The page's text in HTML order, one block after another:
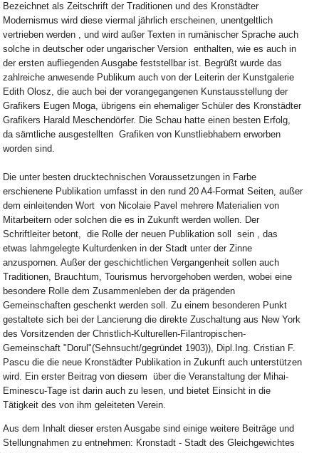
Bezeichnet als Zeitschrift der Traditionen und des Kronstädter
Modernismus wird diese viermal jährlich erscheinen, unentgeltlich
vertrieben werden , und wird außer Texten in rumänischer Sprache auch
solche in deutscher oder ungarischer Version enthalten, wie es auch in
der ersten aufliegenden Ausgabe feststellbar ist. Begrüßt wurde das
zahlreiche anwesende Publikum auch von der Leiterin der Kunstgalerie
Edith Olosz, die auch bei der vorangegangenen Kunstausstellung der
Grafikers Eugen Moga, übrigens ein ehemaliger Schüler des Kronstädter
Grafikers Harald Meschendörfer. Die Schau hatte einen besten Erfolg,
da sämtliche ausgestellten Grafiken von Kunstliebhabern erworben
worden sind.
Die unter besten drucktechnischen Voraussetzungen in Farbe
erschienene Publikation umfasst in den rund 20 A4-Format Seiten, außer
dem einleitenden Wort von Nicolaie Pavel mehrere Materialien von
Mitarbeitern oder solchen die es in Zukunft werden wollen. Der
Schriftleiter betont, die Rolle der neuen Publikation soll sein , das
etwas lahmgelegte Kulturdenken in der Stadt unter der Zinne
anzuspornen. Außer der geschichtlichen Vergangenheit sollen auch
Traditionen, Brauchtum, Tourismus hervorgehoben werden, wobei eine
besondere Rolle dem Zusammenleben der da prägenden
Gemeinschaften geschenkt werden soll. Zu einem besonderen Punkt
gestaltete sich bei der Lancierung die direkte Zuschaltung aus New York
des Vorsitzenden der Christlich-Kulturellen-Filantropischen-
Gemeinschaft "Dorul"(Sehnsucht/gegründet 1903)), Dipl.Ing. Cristian F.
Pascu die die neue Kronstädter Publikation in Zukunft auch unterstützen
wird. Ein erster Beitrag von diesem über die Veranstaltung der Mihai-
Eminescu-Tage ist darin auch zu lesen, und bietet Einsicht in die
Tätigkeit des von ihm geleiteten Verein.
Aus dem Inhalt dieser ersten Ausgabe sind einige weitere Beiträge und
Stellungnahmen zu entnehmen: Kronstadt - Stadt des Gleichgewichtes